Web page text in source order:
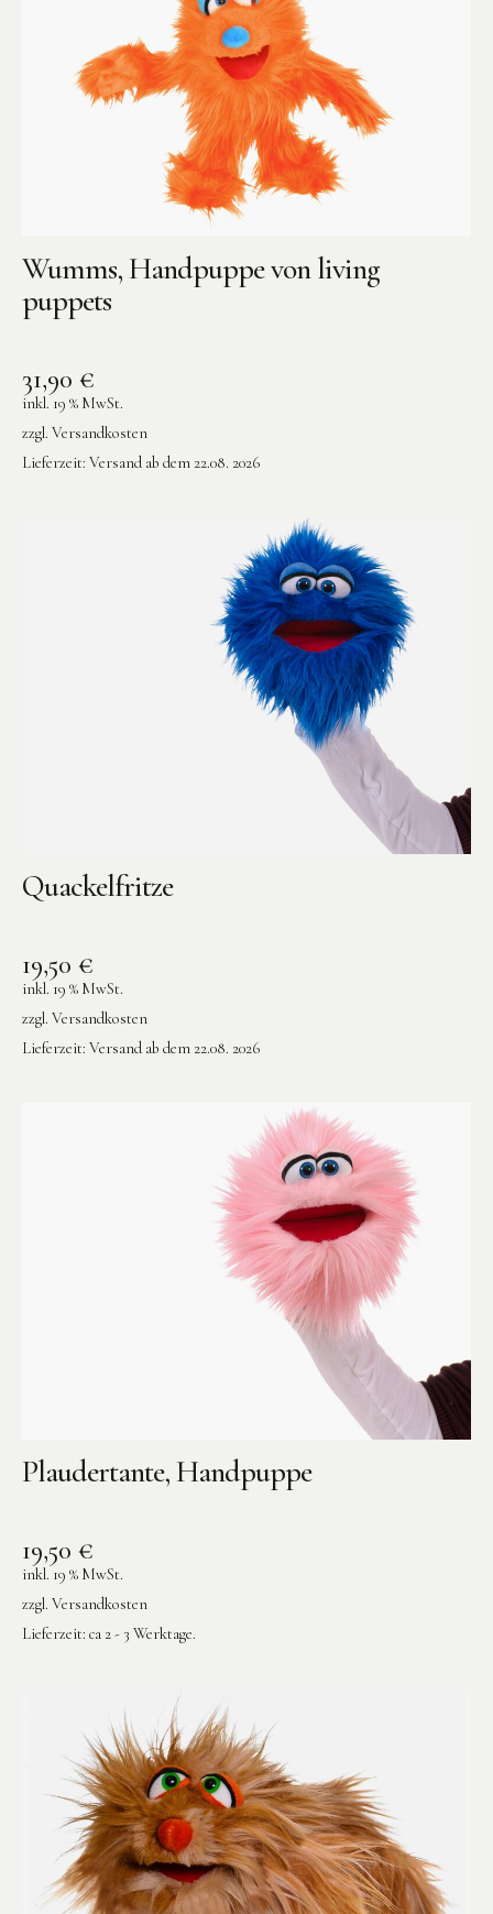
Wumms, Handpuppe von living
puppets
31,90 €
inkl. 19 % MwSt.
zzgl. Versandkosten
Lieferzeit: Versand ab dem 22.08. 2026
Quackelfritze
19,50 €
inkl. 19 % MwSt.
zzgl. Versandkosten
Lieferzeit: Versand ab dem 22.08. 2026
Plaudertante, Handpuppe
19,50 €
inkl. 19 % MwSt.
zzgl. Versandkosten
Lieferzeit: ca 2 - 3 Werktage.